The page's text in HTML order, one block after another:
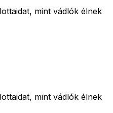
mint vádlók élnek
mint vádlók élnek